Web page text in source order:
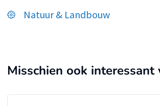
Natuur & Landbouw
Misschien ook interessant